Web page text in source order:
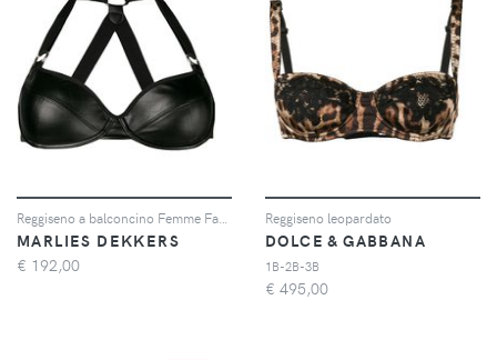
MARLIES DEKKERS
€ 192,00
Reggiseno leopardato
DOLCE & GABBANA
1B-2B-3B
€ 495,00